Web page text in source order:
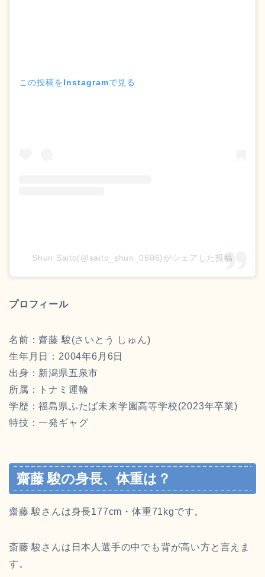
この投稿をInstagramで見る
Shun Saito(@saito_shun_0606)がシェアした投稿
プロフィール
名前：齋藤 駿(さいとう しゅん)
生年月日：2004年6月6日
出身：新潟県五泉市
所属：トナミ運輸
学歴：福島県ふたば未来学園高等学校(2023年卒業)
特技：一発ギャグ
齋藤 駿の身長、体重は？
齋藤 駿さんは身長177cm・体重71kgです。
斎藤 駿さんは日本人選手の中でも背が高い方と言えま
す。